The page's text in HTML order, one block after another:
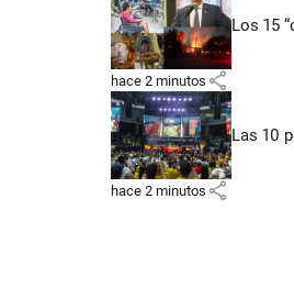
Los 15
hace 2 minutos share
Las 10
hace 2 minutos share